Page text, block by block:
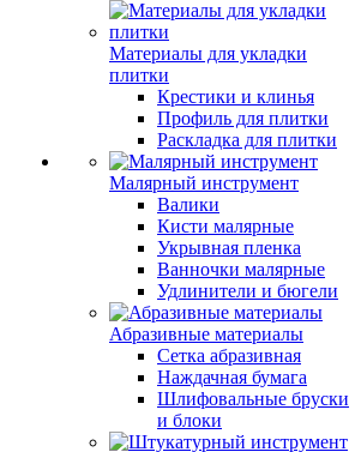
Материалы для укладки
плитки
Крестики и клинья
Профиль для плитки
Раскладка для плитки
Малярный инструмент
Валики
Кисти малярные
Укрывная пленка
Ванночки малярные
Удлинители и бюгели
Абразивные материалы
Сетка абразивная
Наждачная бумага
Шлифовальные бруски
и блоки